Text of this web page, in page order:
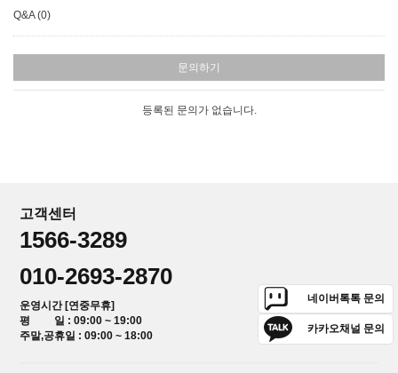
Q&A (0)
문의하기
등록된 문의가 없습니다.
고객센터
1566-3289
010-2693-2870
운영시간 [연중무휴]
평 일 : 09:00 ~ 19:00
주말,공휴일 : 09:00 ~ 18:00
네이버톡톡 문의
카카오채널 문의